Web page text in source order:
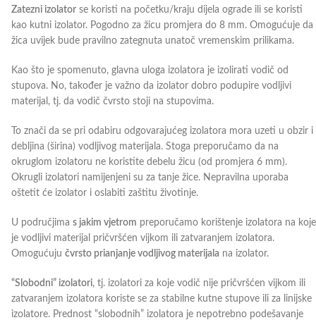
Zatezni izolator se koristi na početku/kraju dijela ograde ili se koristi
kao kutni izolator. Pogodno za žicu promjera do 8 mm. Omogućuje da
žica uvijek bude pravilno zategnuta unatoč vremenskim prilikama.
Kao što je spomenuto, glavna uloga izolatora je izolirati vodič od
stupova. No, također je važno da izolator dobro podupire vodljivi
materijal, tj. da vodič čvrsto stoji na stupovima.
To znači da se pri odabiru odgovarajućeg izolatora mora uzeti u obzir i
debljina (širina) vodljivog materijala. Stoga preporučamo da na
okruglom izolatoru ne koristite debelu žicu (od promjera 6 mm).
Okrugli izolatori namijenjeni su za tanje žice. Nepravilna uporaba
oštetit će izolator i oslabiti zaštitu životinje.
U područjima s jakim vjetrom preporučamo korištenje izolatora na koje
je vodljivi materijal pričvršćen vijkom ili zatvaranjem izolatora.
Omogućuju čvrsto prianjanje vodljivog materijala na izolator.
“Slobodni” izolatori, tj. izolatori za koje vodič nije pričvršćen vijkom ili
zatvaranjem izolatora koriste se za stabilne kutne stupove ili za linijske
izolatore. Prednost “slobodnih” izolatora je nepotrebno podešavanje